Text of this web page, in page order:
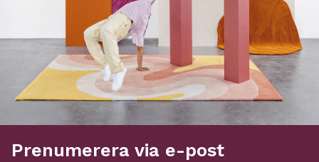
Prenumerera via e-post